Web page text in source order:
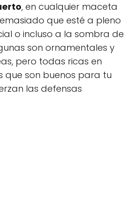
, en cualquier maceta
que esté a pleno
o incluso a la sombra de
son ornamentales y
pero todas ricas en
que son buenos para tu
las defensas